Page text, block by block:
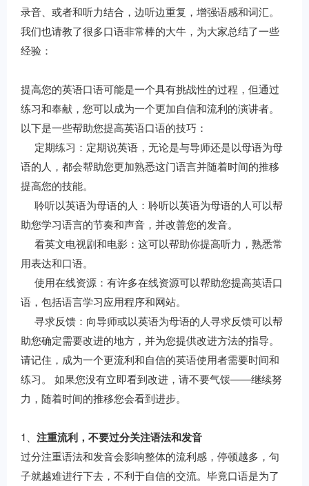
录音、或者和听力结合，边听边重复，增强语感和词汇。
我们也请教了很多口语非常棒的大牛，为大家总结了一些
经验：
提高您的英语口语可能是一个具有挑战性的过程，但通过
练习和奉献，您可以成为一个更加自信和流利的演讲者。
以下是一些帮助您提高英语口语的技巧：
定期练习：定期说英语，无论是与导师还是以母语为母
语的人，都会帮助您更加熟悉这门语言并随着时间的推移
提高您的技能。
聆听以英语为母语的人：聆听以英语为母语的人可以帮
助您学习语言的节奏和声音，并改善您的发音。
看英文电视剧和电影：这可以帮助你提高听力，熟悉常
用表达和口语。
使用在线资源：有许多在线资源可以帮助您提高英语口
语，包括语言学习应用程序和网站。
寻求反馈：向导师或以英语为母语的人寻求反馈可以帮
助您确定需要改进的地方，并为您提供改进方法的指导。
请记住，成为一个更流利和自信的英语使用者需要时间和
练习。 如果您没有立即看到改进，请不要气馁——继续努
力，随着时间的推移您会看到进步。
1、 注重流利，不要过分关注语法和发音
过分注重语法和发音会影响整体的流利感，停顿越多，句
子就越难进行下去，不利于自信的交流。毕竟口语是为了